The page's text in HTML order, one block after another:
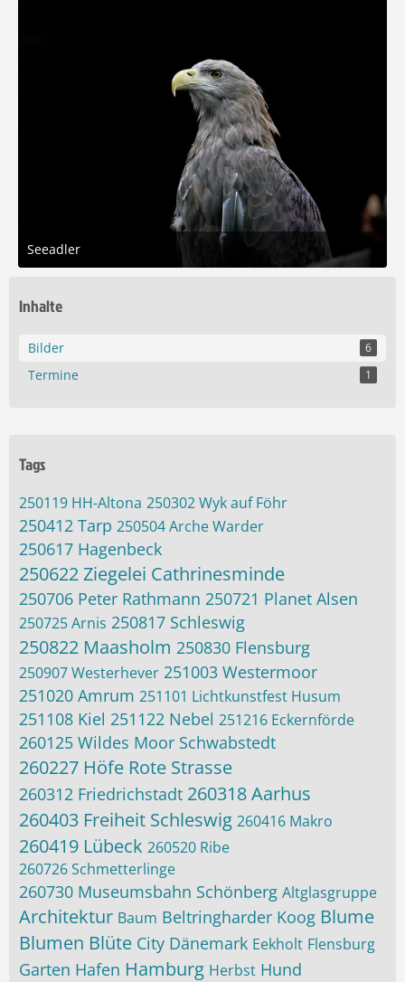
Seeadler
7. August 2025 um 17:56
Inhalte
Bilder 6
Termine 1
Tags
250119 HH-Altona 250302 Wyk auf Föhr
250412 Tarp 250504 Arche Warder
250617 Hagenbeck
250622 Ziegelei Cathrinesminde
250706 Peter Rathmann 250721 Planet Alsen
250725 Arnis 250817 Schleswig
250822 Maasholm 250830 Flensburg
250907 Westerhever 251003 Westermoor
251020 Amrum 251101 Lichtkunstfest Husum
251108 Kiel 251122 Nebel 251216 Eckernförde
260125 Wildes Moor Schwabstedt
260227 Höfe Rote Strasse
260312 Friedrichstadt 260318 Aarhus
260403 Freiheit Schleswig 260416 Makro
260419 Lübeck 260520 Ribe
260726 Schmetterlinge
260730 Museumsbahn Schönberg Altglasgruppe
Architektur Baum Beltringharder Koog Blume
Blumen Blüte City Dänemark Eekholt Flensburg
Garten Hafen Hamburg Herbst Hund